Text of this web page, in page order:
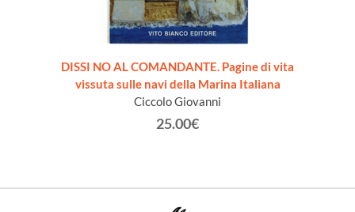
DISSI NO AL COMANDANTE. Pagine di vita
vissuta sulle navi della Marina Italiana
Ciccolo Giovanni
25.00€